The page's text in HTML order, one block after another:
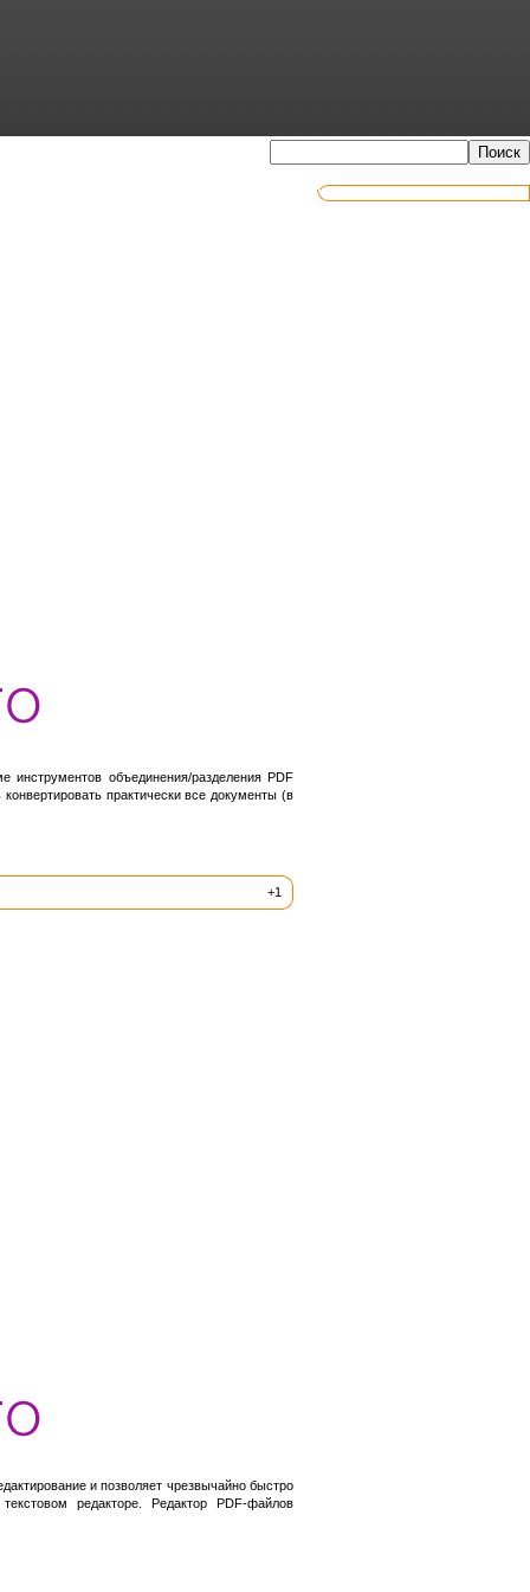
объединения/разделения PDF
практически все документы (в
+1
и позволяет чрезвычайно быстро
редакторе. Редактор PDF-файлов